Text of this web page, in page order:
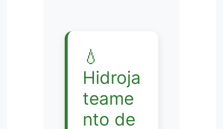
💧
Hidroja
teame
nto de